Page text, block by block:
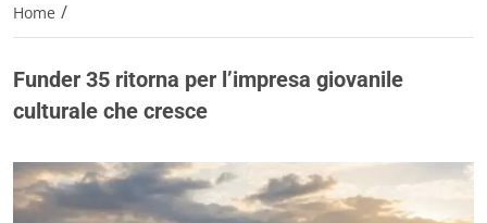
Home /
Funder 35 ritorna per l’impresa giovanile
culturale che cresce